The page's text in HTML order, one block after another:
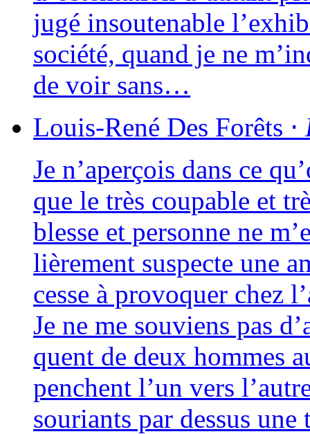
jugé insou­te­nable
socié­té, quand je ne
de voir sans…
Louis-René Des Forêts ⋅
Je n’aperçois dans ce
que le très cou­pable et
blesse et per­sonne ne
liè­re­ment sus­pecte une
cesse à pro­vo­quer chez
Je ne me sou­viens pas
quent de deux hommes
penchent l’un vers
sou­riants par des­sus